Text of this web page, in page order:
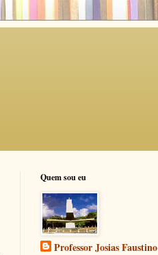
Quem sou eu
Professor Josias Faustino